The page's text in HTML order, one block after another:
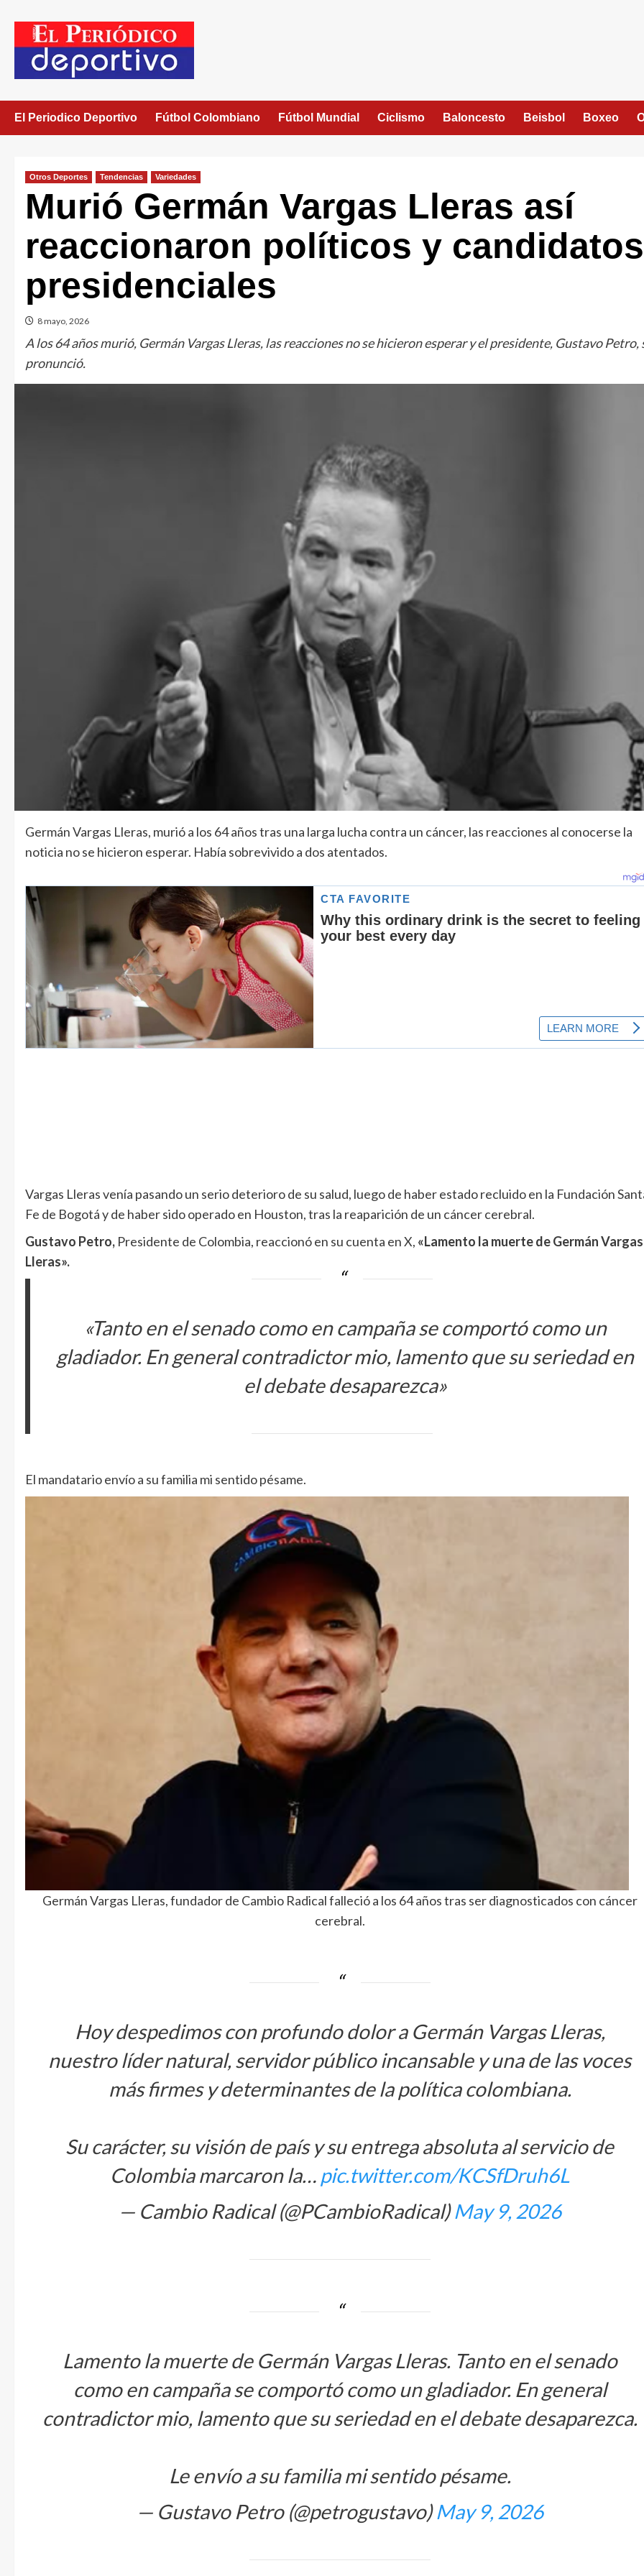
El Periodico Deportivo Fútbol Colombiano Fútbol Mundial Ciclismo Baloncesto Beisbol Boxeo
Otros Deportes Tendencias Variedades
Murió Germán Vargas Lleras así
reaccionaron políticos y candidatos
presidenciales
8 mayo, 2026
A los 64 años murió, Germán Vargas Lleras, las reacciones no se hicieron esperar y el presidente, Gustavo Petro,
pronunció.
Germán Vargas Lleras, murió a los 64 años tras una larga lucha contra un cáncer, las reacciones al conocerse la
noticia no se hicieron esperar. Había sobrevivido a dos atentados.
Vargas Lleras venía pasando un serio deterioro de su salud, luego de haber estado recluido en la Fundación
Fe de Bogotá y de haber sido operado en Houston, tras la reaparición de un cáncer cerebral.
Gustavo Petro, Presidente de Colombia, reaccionó en su cuenta en X, «Lamento la muerte de Germán Vargas
Lleras».
«Tanto en el senado como en campaña se comportó como un
gladiador. En general contradictor mio, lamento que su seriedad en
el debate desaparezca»
El mandatario envío a su familia mi sentido pésame.
Germán Vargas Lleras, fundador de Cambio Radical falleció a los 64 años tras ser diagnosticados con cáncer
cerebral.
Hoy despedimos con profundo dolor a Germán Vargas Lleras,
nuestro líder natural, servidor público incansable y una de las voces
más firmes y determinantes de la política colombiana.
Su carácter, su visión de país y su entrega absoluta al servicio de
Colombia marcaron la… pic.twitter.com/KCSfDruh6L
— Cambio Radical (@PCambioRadical)May 9, 2026
Lamento la muerte de Germán Vargas Lleras. Tanto en el senado
como en campaña se comportó como un gladiador. En general
contradictor mio, lamento que su seriedad en el debate desaparezca.
Le envío a su familia mi sentido pésame.
— Gustavo Petro (@petrogustavo)May 9, 2026